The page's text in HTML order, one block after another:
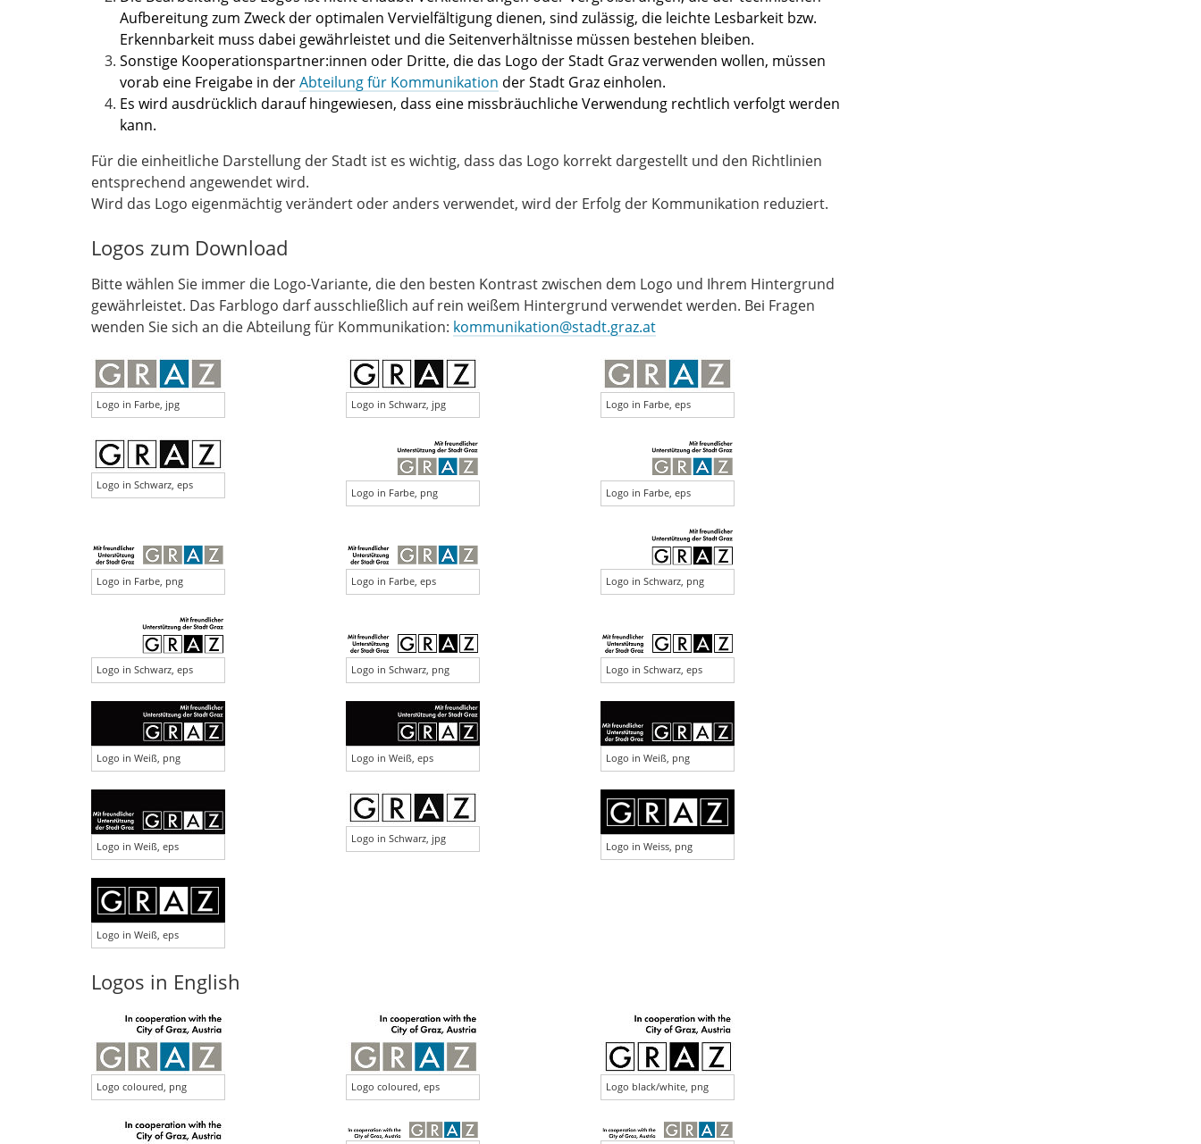
Aufbereitung zum Zweck der optimalen Vervielfältigung dienen, sind zulässig, die leichte Lesbarkeit bzw.
Erkennbarkeit muss dabei gewährleistet und die Seitenverhältnisse müssen bestehen bleiben.
Sonstige Kooperationspartner:innen oder Dritte, die das Logo der Stadt Graz verwenden wollen, müssen
vorab eine Freigabe in derAbteilung für Kommunikation der Stadt Graz einholen.
Es wird ausdrücklich darauf hingewiesen, dass eine missbräuchliche Verwendung rechtlich verfolgt werden
kann.
Für die einheitliche Darstellung der Stadt ist es wichtig, dass das Logo korrekt dargestellt und den Richtlinien
entsprechend angewendet wird.
Wird das Logo eigenmächtig verändert oder anders verwendet, wird der Erfolg der Kommunikation reduziert.
Logos zum Download
Bitte wählen Sie immer die Logo-Variante, die den besten Kontrast zwischen dem Logo und Ihrem Hintergrund
gewährleistet. Das Farblogo darf ausschließlich auf rein weißem Hintergrund verwendet werden. Bei Fragen
wenden Sie sich an die Abteilung für Kommunikation: kommunikation@stadt.graz.at
Logo in Farbe, jpg Logo in Schwarz, jpg Logo in Farbe, eps
Logo in Schwarz, eps
Logo in Farbe, png Logo in Farbe, eps
Logo in Farbe, png Logo in Farbe, eps Logo in Schwarz, png
Logo in Schwarz, eps Logo in Schwarz, png Logo in Schwarz, eps
Logo in Weiß, png Logo in Weiß, eps Logo in Weiß, png
Logo in Weiß, eps
Logo in Schwarz, jpg
Logo in Weiss, png
Logo in Weiß, eps
Logos in English
Logo coloured, png Logo coloured, eps Logo black/white, png